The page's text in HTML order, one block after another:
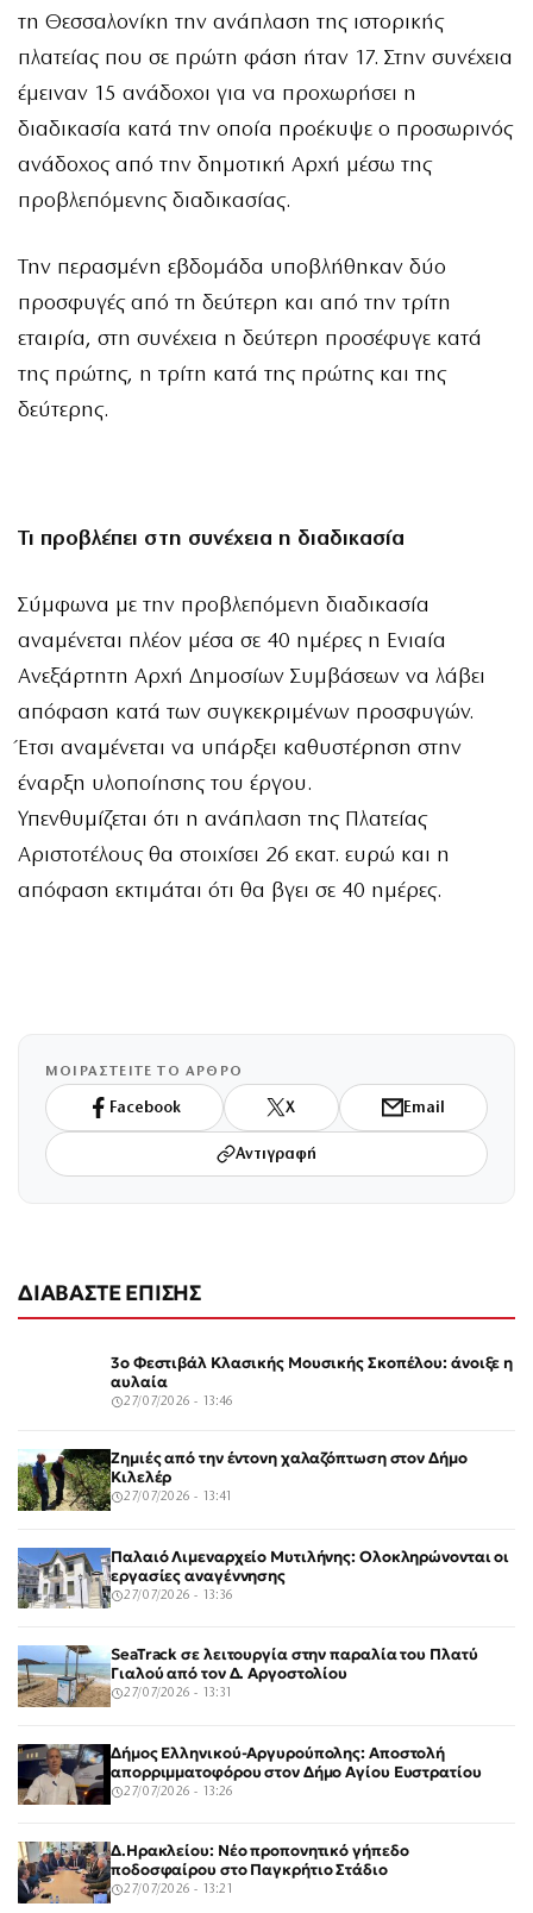
τη Θεσσαλονίκη την ανάπλαση της ιστορικής
πλατείας που σε πρώτη φάση ήταν 17. Στην συνέχεια
έμειναν 15 ανάδοχοι για να προχωρήσει η
διαδικασία κατά την οποία προέκυψε ο προσωρινός
ανάδοχος από την δημοτική Αρχή μέσω της
προβλεπόμενης διαδικασίας.
Την περασμένη εβδομάδα υποβλήθηκαν δύο
προσφυγές από τη δεύτερη και από την τρίτη
εταιρία, στη συνέχεια η δεύτερη προσέφυγε κατά
της πρώτης, η τρίτη κατά της πρώτης και της
δεύτερης.
Τι προβλέπει στη συνέχεια η διαδικασία
Σύμφωνα με την προβλεπόμενη διαδικασία
αναμένεται πλέον μέσα σε 40 ημέρες η Ενιαία
Ανεξάρτητη Αρχή Δημοσίων Συμβάσεων να λάβει
απόφαση κατά των συγκεκριμένων προσφυγών.
Έτσι αναμένεται να υπάρξει καθυστέρηση στην
έναρξη υλοποίησης του έργου.
Υπενθυμίζεται ότι η ανάπλαση της Πλατείας
Αριστοτέλους θα στοιχίσει 26 εκατ. ευρώ και η
απόφαση εκτιμάται ότι θα βγει σε 40 ημέρες.
ΜΟΙΡΑΣΤΕΙΤΕ ΤΟ ΑΡΘΡΟ
Facebook X Email
Αντιγραφή
ΔΙΑΒΑΣΤΕ ΕΠΙΣΗΣ
3ο Φεστιβάλ Κλασικής Μουσικής Σκοπέλου: άνοιξε η
αυλαία
27/07/2026 - 13:46
Ζημιές από την έντονη χαλαζόπτωση στον Δήμο
Κιλελέρ
27/07/2026 - 13:41
Παλαιό Λιμεναρχείο Μυτιλήνης: Ολοκληρώνονται οι
εργασίες αναγέννησης
27/07/2026 - 13:36
SeaTrack σε λειτουργία στην παραλία του Πλατύ
Γιαλού από τον Δ. Αργοστολίου
27/07/2026 - 13:31
Δήμος Ελληνικού-Αργυρούπολης: Αποστολή
απορριμματοφόρου στον Δήμο Αγίου Ευστρατίου
27/07/2026 - 13:26
Δ.Ηρακλείου: Νέο προπονητικό γήπεδο
ποδοσφαίρου στο Παγκρήτιο Στάδιο
27/07/2026 - 13:21